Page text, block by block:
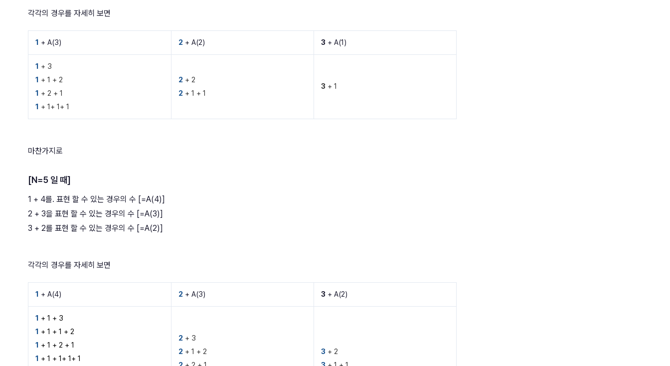
각각의 경우를 자세히 보면
1 + A(3) 2 + A(2) 3 + A(1)
1 + 3
1 + 1 + 2
1 + 2 + 1
1 + 1+ 1+ 1
2 + 2
2 + 1 + 1
3 + 1
마찬가지로
[N=5 일 때]
1 + 4를. 표현 할 수 있는 경우의 수 [=A(4)]
2 + 3을 표현 할 수 있는 경우의 수 [=A(3)]
3 + 2를 표현 할 수 있는 경우의 수 [=A(2)]
각각의 경우를 자세히 보면
1 + A(4) 2 + A(3) 3 + A(2)
1 + 1 + 3
1 + 1 + 1 + 2
1 + 1 + 2 + 1
1 + 1 + 1+ 1+ 1
2 + 3
2 + 1 + 2
3 + 2